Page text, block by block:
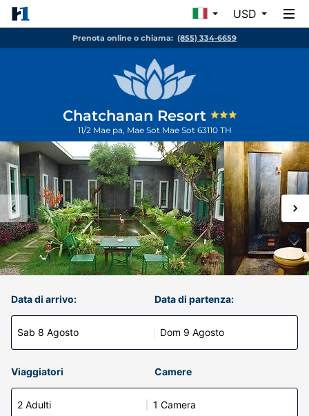
USD
Prenota online o chiama: (855) 334-6659
Chatchanan Resort
11/2 Mae pa, Mae Sot Mae Sot 63110 TH
Data di arrivo:
Sab 8 Agosto
Data di partenza:
Dom 9 Agosto
Viaggiatori Camere
2 Adulti 1 Camera